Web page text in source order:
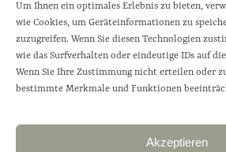
Um Ihnen ein optimales Erlebnis zu bieten,
wie Cookies, um Geräteinformationen zu
zuzugreifen. Wenn Sie diesen Technologien
wie das Surfverhalten oder eindeutige IDs auf
Wenn Sie Ihre Zustimmung nicht erteilen oder
bestimmte Merkmale und Funktionen
Akzeptieren
Dannenberg, zuletzt als
Medizin / Gastroenterologie
Hausärztliche Tätigkeit seit